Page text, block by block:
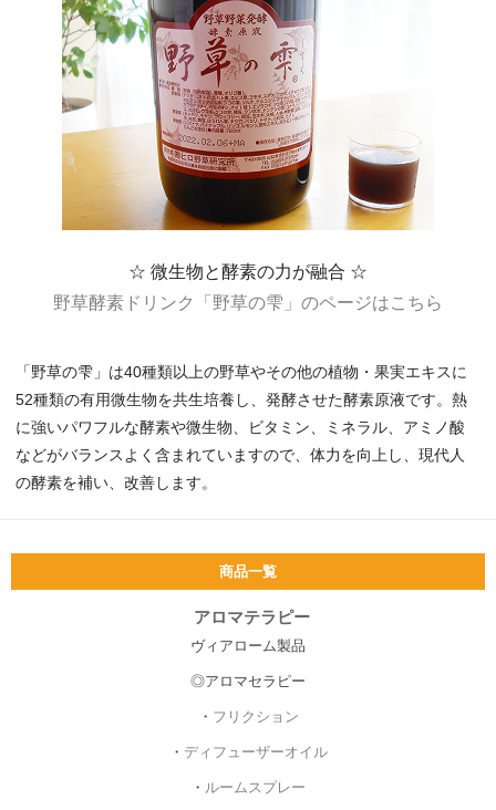
☆ 微生物と酵素の力が融合 ☆
野草酵素ドリンク「野草の雫」のページはこちら
「野草の雫」は40種類以上の野草やその他の植物・果実エキスに
52種類の有用微生物を共生培養し、発酵させた酵素原液です。熱
に強いパワフルな酵素や微生物、ビタミン、ミネラル、アミノ酸
などがバランスよく含まれていますので、体力を向上し、現代人
の酵素を補い、改善します。
商品一覧
アロマテラピー
ヴィアローム製品
◎アロマセラピー
・ フリクション
・ ディフューザーオイル
・ ルームスプレー